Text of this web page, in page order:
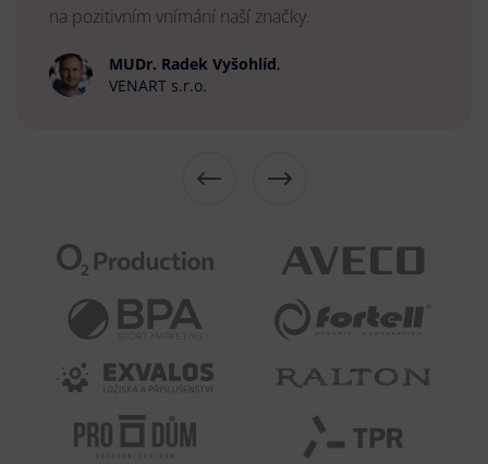
na pozitivním vnímání naší značky.
MUDr. Radek Vyšohlíd,
VENART s.r.o.